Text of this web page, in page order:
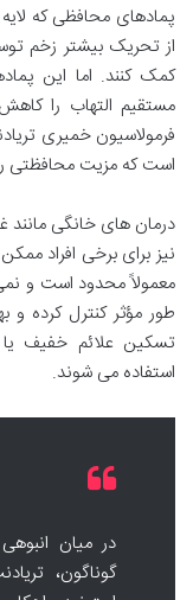
پمادهای محافظی که
از تحریک بیشتر زخم
کمک کنند. اما این
مستقیم التهاب را
فرمولاسیون خمیری
است که مزیت محافظتی
درمان های خانگی
نیز برای برخی افراد
معمولاً محدود است و
طور مؤثر کنترل کرده و
تسکین علائم خفیف
استفاده می شوند.
در میان
گوناگون،